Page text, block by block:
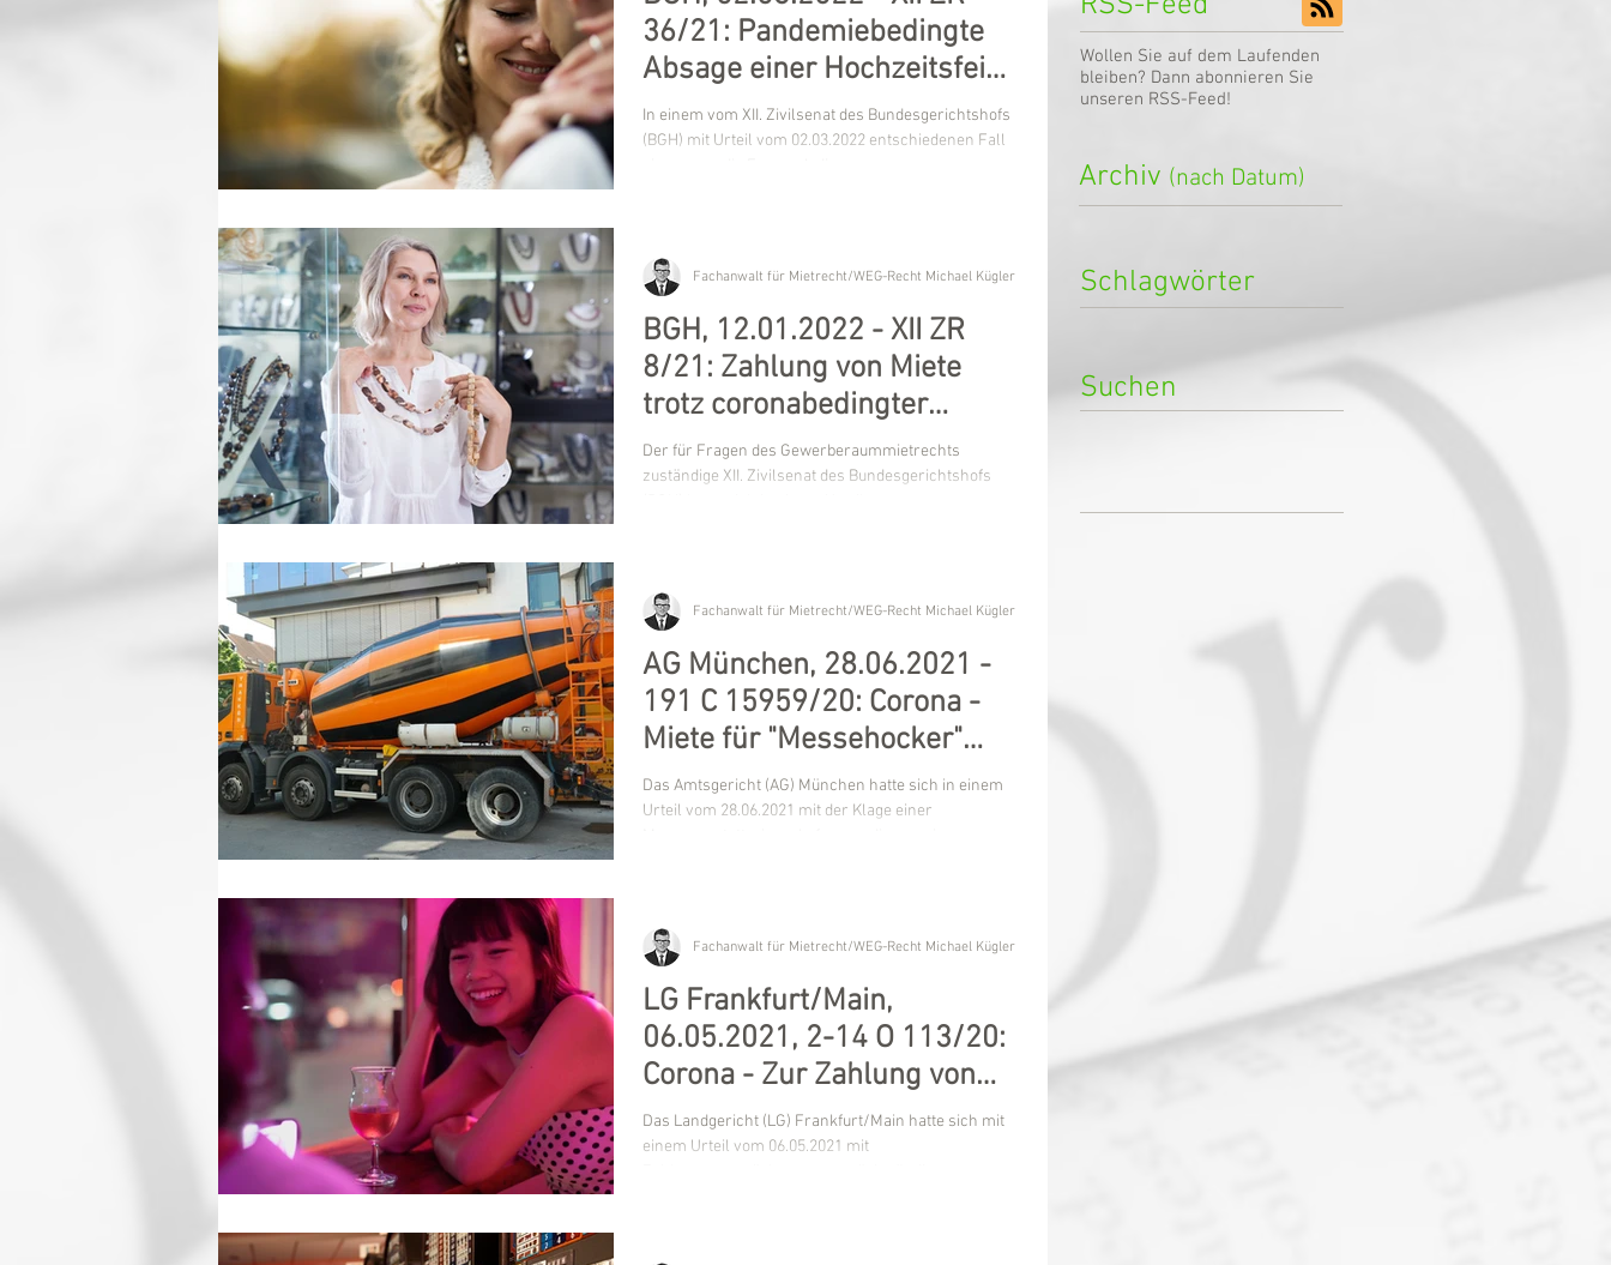
36/21: Pandemiebedingte
Absage einer Hochzeitsfeier
- Mietzahlungspflicht?
In einem vom XII. Zivilsenat des Bundesgerichtshofs
(BGH) mit Urteil vom 02.03.2022 entschiedenen Fall
BGH, 12.01.2022 - XII ZR
8/21: Zahlung von Miete
trotz coronabedingter
Betriebsschließung?
Der für Fragen des Gewerberaummietrechts
zuständige XII. Zivilsenat des Bundesgerichtshofs
Fachanwalt für Mietrecht/WEG-Recht Michael Kügler
AG München, 28.06.2021 -
191 C 15959/20: Corona -
Miete für "Messehocker"
annähernd geteilt
Das Amtsgericht (AG) München hatte sich in einem
Urteil vom 28.06.2021 mit der Klage einer
Fachanwalt für Mietrecht/WEG-Recht Michael Kügler
LG Frankfurt/Main,
06.05.2021, 2-14 O 113/20:
Corona - Zur Zahlung von
Miete eines Nachtclubs
Das Landgericht (LG) Frankfurt/Main hatte sich mit
einem Urteil vom 06.05.2021 mit
Fachanwalt für Mietrecht/WEG-Recht Michael Kügler
Wollen Sie auf dem Laufenden
bleiben? Dann abonnieren Sie
unseren RSS-Feed!
Archiv (nach Datum)
Schlagwörter
Suchen